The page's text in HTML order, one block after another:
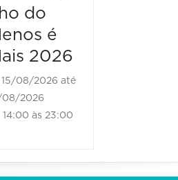
do
é
2026
15/08/2026 até
08/2026
às 23:00